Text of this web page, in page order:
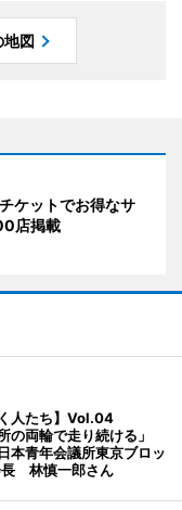
地図
ケットでお得なサ
店掲載
人たち】Vol.04
の両輪で走り続ける」
本青年会議所東京ブロッ
長 林慎一郎さん